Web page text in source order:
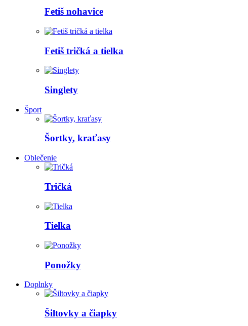
Fetiš nohavice
Fetiš tričká a tielka
Singlety
Šport
Šortky, kraťasy
Oblečenie
Tričká
Tielka
Ponožky
Doplnky
Šiltovky a čiapky